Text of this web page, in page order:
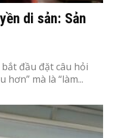
di sản: Sản
đầu đặt câu hỏi
mà là “làm...